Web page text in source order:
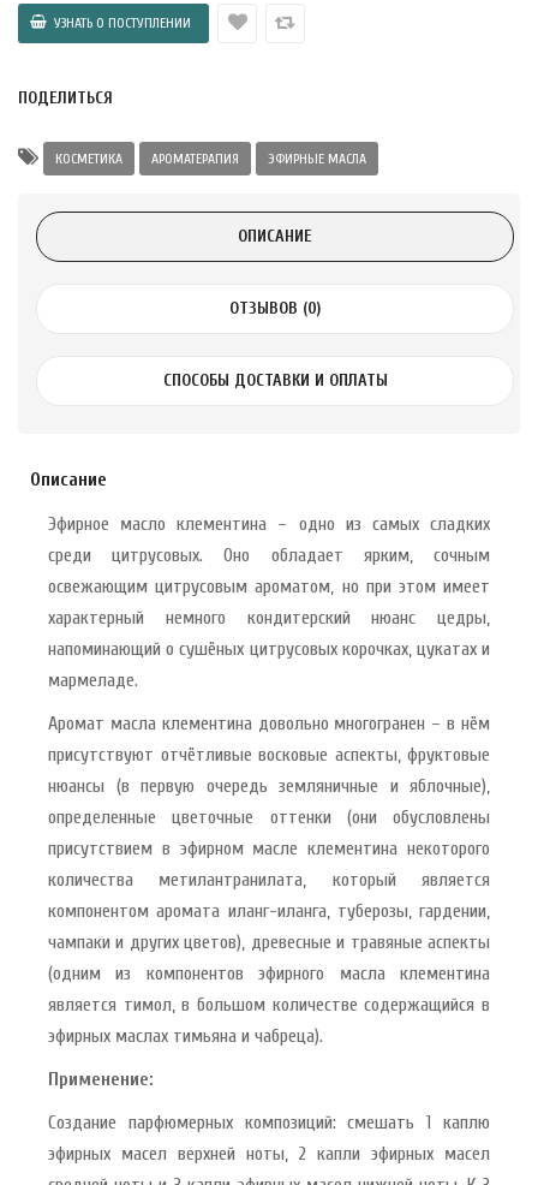
75 мл
ПОДЕЛИТЬСЯ
КОСМЕТИКА АРОМАТЕРАПИЯ ЭФИРНЫЕ МАСЛА
ОПИСАНИЕ
ОТЗЫВОВ (0)
СПОСОБЫ ДОСТАВКИ И ОПЛАТЫ
Описание
Эфирное масло клементина – одно из самых сладких
среди цитрусовых. Оно обладает ярким, сочным
освежающим цитрусовым ароматом, но при этом имеет
характерный немного кондитерский нюанс цедры,
напоминающий о сушёных цитрусовых корочках, цукатах и
мармеладе.
Аромат масла клементина довольно многогранен – в нём
присутствуют отчётливые восковые аспекты, фруктовые
нюансы (в первую очередь земляничные и яблочные),
определенные цветочные оттенки (они обусловлены
присутствием в эфирном масле клементина некоторого
количества метилантранилата, который является
компонентом аромата иланг-иланга, туберозы, гардении,
чампаки и других цветов), древесные и травяные аспекты
(одним из компонентов эфирного масла клементина
является тимол, в большом количестве содержащийся в
эфирных маслах тимьяна и чабреца).
Применение:
Создание парфюмерных композиций: смешать 1 каплю
эфирных масел верхней ноты, 2 капли эфирных масел